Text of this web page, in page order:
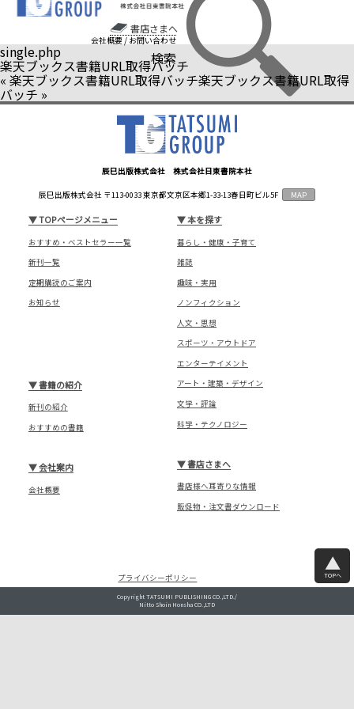
書店さまへ
会社概要 / お問い合わせ
検索
single.php
楽天ブックス書籍URL取得バッチ
« 楽天ブックス書籍URL取得バッチ楽天ブックス書籍URL取得
バッチ »
辰巳出版株式会社 株式会社日東書院本社
辰巳出版株式会社 〒113-0033 東京都文京区本郷1-33-13春日町ビル5F MAP
▼TOPページメニュー
おすすめ・ベストセラー一覧
新刊一覧
定期購読のご案内
お知らせ
▼本を探す
暮らし・健康・子育て
雑誌
趣味・実用
ノンフィクション
人文・思想
スポーツ・アウトドア
エンターテイメント
アート・建築・デザイン
文学・評論
科学・テクノロジー
▼書籍の紹介
新刊の紹介
おすすめの書籍
▼書店さまへ
書店様へ耳寄りな情報
販促物・注文書ダウンロード
▼会社案内
会社概要
プライバシーポリシー TOPへ
Copyright TATSUMI PUBLISHING CO.,LTD./
Nitto Shoin Honsha CO.,LTD